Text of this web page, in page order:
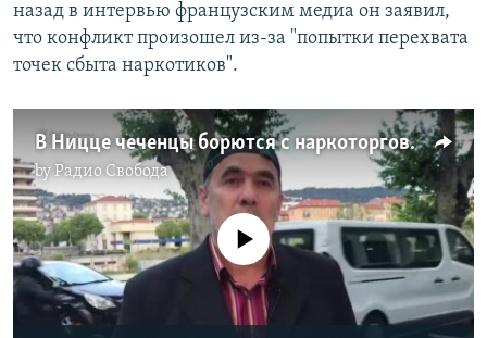
назад в интервью французским медиа он заявил,
что конфликт произошел из-за "попытки перехвата
точек сбыта наркотиков".
В Ницце чеченцы борются с наркоторговлей
byРадио Свобода
No media source currently available